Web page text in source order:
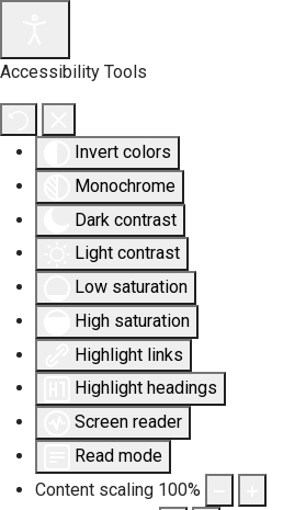
Accessibility Tools
Invert colors
Monochrome
Dark contrast
Light contrast
Low saturation
High saturation
Highlight links
Highlight headings
Screen reader
Read mode
Content scaling 100%